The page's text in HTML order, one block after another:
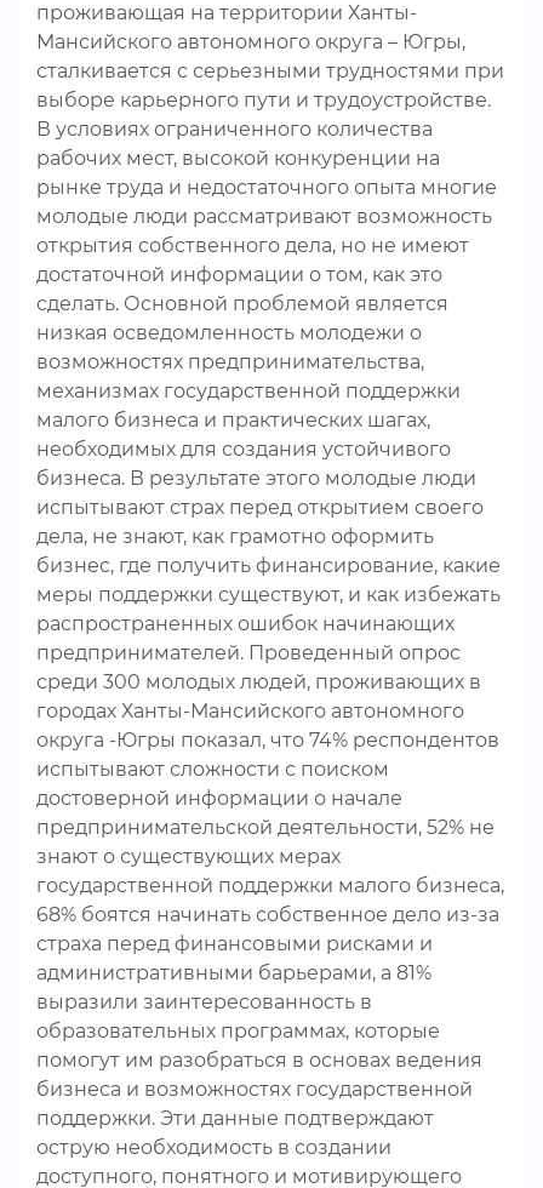
проживающая на территории Ханты-
Мансийского автономного округа – Югры,
сталкивается с серьезными трудностями при
выборе карьерного пути и трудоустройстве.
В условиях ограниченного количества
рабочих мест, высокой конкуренции на
рынке труда и недостаточного опыта многие
молодые люди рассматривают возможность
открытия собственного дела, но не имеют
достаточной информации о том, как это
сделать. Основной проблемой является
низкая осведомленность молодежи о
возможностях предпринимательства,
механизмах государственной поддержки
малого бизнеса и практических шагах,
необходимых для создания устойчивого
бизнеса. В результате этого молодые люди
испытывают страх перед открытием своего
дела, не знают, как грамотно оформить
бизнес, где получить финансирование, какие
меры поддержки существуют, и как избежать
распространенных ошибок начинающих
предпринимателей. Проведенный опрос
среди 300 молодых людей, проживающих в
городах Ханты-Мансийского автономного
округа -Югры показал, что 74% респондентов
испытывают сложности с поиском
достоверной информации о начале
предпринимательской деятельности, 52% не
знают о существующих мерах
государственной поддержки малого бизнеса,
68% боятся начинать собственное дело из-за
страха перед финансовыми рисками и
административными барьерами, а 81%
выразили заинтересованность в
образовательных программах, которые
помогут им разобраться в основах ведения
бизнеса и возможностях государственной
поддержки. Эти данные подтверждают
острую необходимость в создании
доступного, понятного и мотивирующего